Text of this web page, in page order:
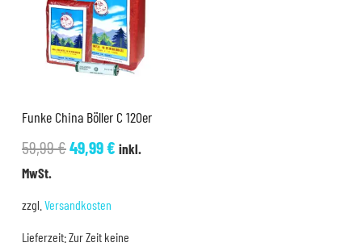
Funke China Böller C 120er
59,99€Ursprünglicher
49,99€Aktueller
inkl.
MwSt.
zzgl. Versandkosten
Lieferzeit:Zur Zeit keine